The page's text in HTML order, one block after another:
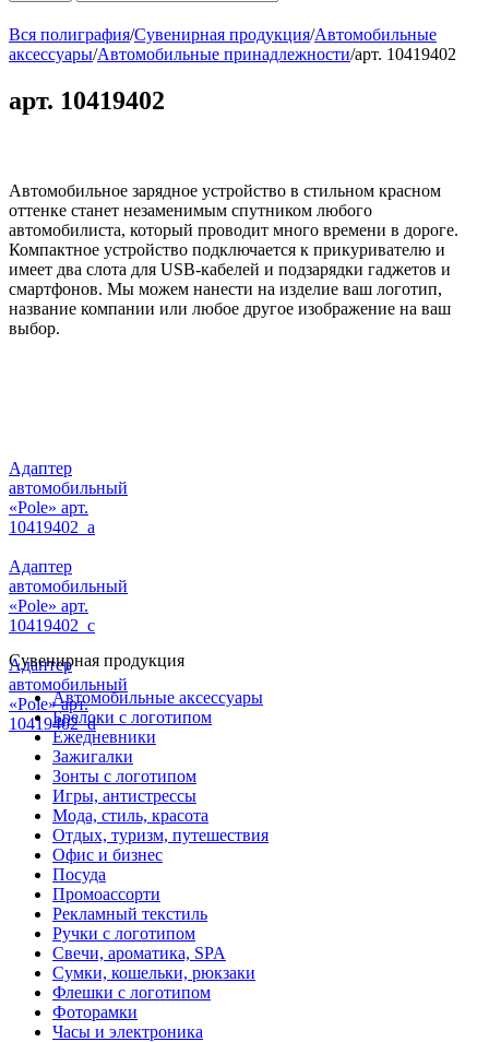
Вся полиграфия/Сувенирная продукция/Автомобильные
аксессуары/Автомобильные принадлежности/арт. 10419402
арт. 10419402
Автомобильное зарядное устройство в стильном красном
оттенке станет незаменимым спутником любого
автомобилиста, который проводит много времени в дороге.
Компактное устройство подключается к прикуривателю и
имеет два слота для USB-кабелей и подзарядки гаджетов и
смартфонов. Мы можем нанести на изделие ваш логотип,
название компании или любое другое изображение на ваш
выбор.
Адаптер
автомобильный
«Pole» арт.
10419402_a
Адаптер
автомобильный
«Pole» арт.
10419402_c
Адаптер
автомобильный
«Pole» арт.
10419402_d
Сувенирная продукция
Автомобильные аксессуары
Брелоки с логотипом
Ежедневники
Зажигалки
Зонты с логотипом
Игры, антистрессы
Мода, стиль, красота
Отдых, туризм, путешествия
Офис и бизнес
Посуда
Промоассорти
Рекламный текстиль
Ручки с логотипом
Свечи, ароматика, SPA
Сумки, кошельки, рюкзаки
Флешки с логотипом
Фоторамки
Часы и электроника